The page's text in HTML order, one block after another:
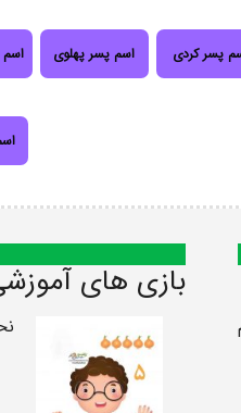
پسر کردی اسم پسر پهلوی اسم
بازی های